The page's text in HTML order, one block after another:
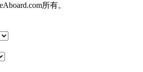
所有。